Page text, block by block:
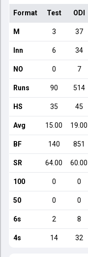
Format Test ODI
M 3 37
Inn 6 34
NO 0 7
Runs 90 514
HS 35 45
Avg 15.00 19.00
BF 140 851
SR 64.00 60.00
100 0 0
50 0 0
6s 2 8
4s 14 32